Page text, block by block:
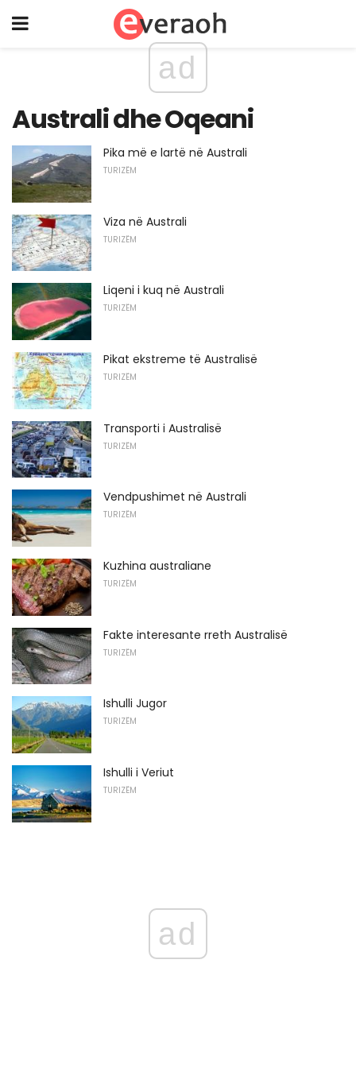
ad
Australi dhe Oqeani
Pika më e lartë në Australi
TURIZËM
Viza në Australi
TURIZËM
Liqeni i kuq në Australi
TURIZËM
Pikat ekstreme të Australisë
TURIZËM
Transporti i Australisë
TURIZËM
Vendpushimet në Australi
TURIZËM
Kuzhina australiane
TURIZËM
Fakte interesante rreth Australisë
TURIZËM
Ishulli Jugor
TURIZËM
Ishulli i Veriut
TURIZËM
ad